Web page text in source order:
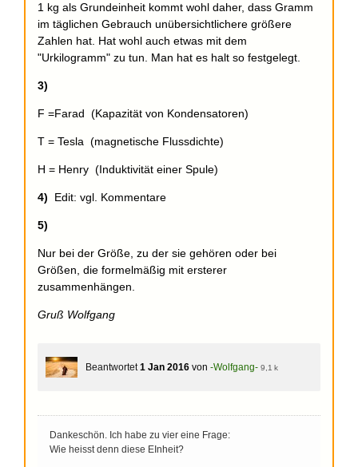
1 kg als Grundeinheit kommt wohl daher, dass Gramm
im täglichen Gebrauch unübersichtlichere größere
Zahlen hat. Hat wohl auch etwas mit dem
"Urkilogramm" zu tun. Man hat es halt so festgelegt.
3)
F =Farad (Kapazität von Kondensatoren)
T = Tesla (magnetische Flussdichte)
H = Henry (Induktivität einer Spule)
4) Edit: vgl. Kommentare
5)
Nur bei der Größe, zu der sie gehören oder bei
Größen, die formelmäßig mit ersterer
zusammenhängen.
Gruß Wolfgang
Beantwortet 1 Jan 2016 von -Wolfgang- 9,1 k
Dankeschön. Ich habe zu vier eine Frage:
Wie heisst denn diese EInheit?